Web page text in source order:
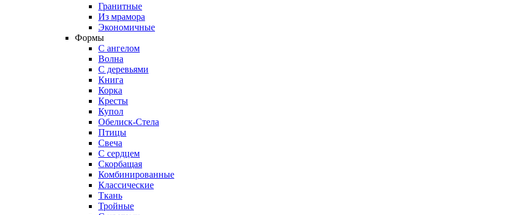
Гранитные
Из мрамора
Экономичные
Формы
С ангелом
Волна
С деревьями
Книга
Корка
Кресты
Купол
Обелиск-Стела
Птицы
Свеча
С сердцем
Скорбащая
Комбинированные
Классические
Ткань
Тройные